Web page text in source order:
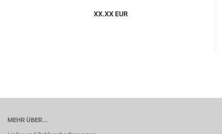
XX.XX EUR
MEHR ÜBER...